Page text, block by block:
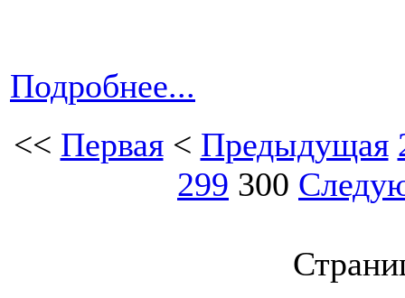
Подробнее...
<< Первая< Предыдущая
299 300